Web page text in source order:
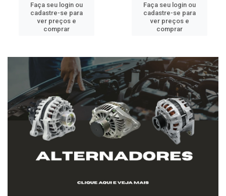
Faça seu login ou
cadastre-se para
ver preços e
comprar
Faça seu login ou
cadastre-se para
ver preços e
comprar